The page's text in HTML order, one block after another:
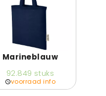
Marineblauw
92.849 stuks
voorraad info